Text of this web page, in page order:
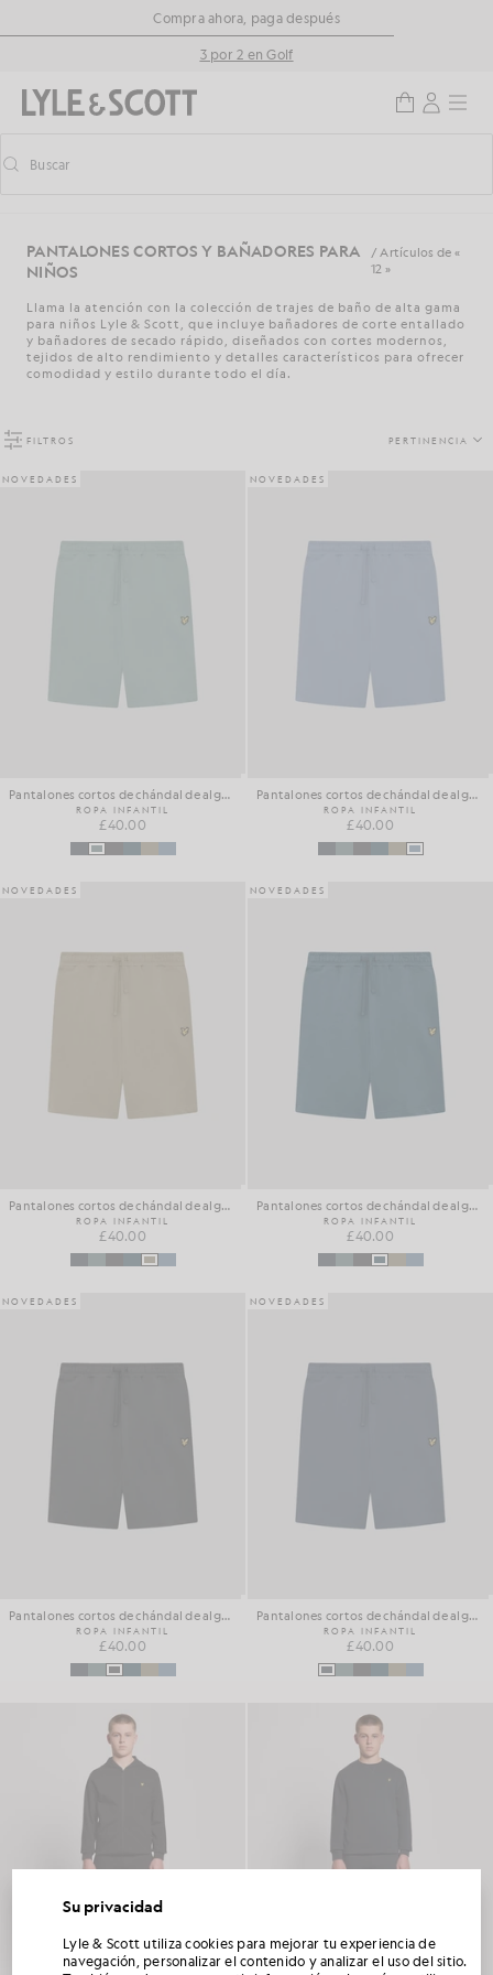
Saltar al contenido principal
Información de accesibilidadCompra ahora, paga después
3 por 2 en Golf
Activar/desactivar la búsqueda predictiva
Buscar
PANTALONES CORTOS Y BAÑADORES PARA
NIÑOS
/ Artículos de «
12 »
Llama la atención con la colección de trajes de baño de alta gama
para niños Lyle & Scott, que incluye bañadores de corte entallado
y bañadores de secado rápido, diseñados con cortes modernos,
tejidos de alto rendimiento y detalles característicos para ofrecer
comodidad y estilo durante todo el día.
FILTROS PERTINENCIA
NOVEDADES
Pantalones cortos de chándal de algodón para el día a día
ROPA INFANTIL
£40.00
NOVEDADES
Pantalones cortos de chándal de algodón para el día a día
ROPA INFANTIL
£40.00
NOVEDADES
Pantalones cortos de chándal de algodón para el día a día
ROPA INFANTIL
£40.00
NOVEDADES
Pantalones cortos de chándal de algodón para el día a día
ROPA INFANTIL
£40.00
NOVEDADES
Pantalones cortos de chándal de algodón para el día a día
ROPA INFANTIL
£40.00
NOVEDADES
Pantalones cortos de chándal de algodón para el día a día
ROPA INFANTIL
£40.00
Su privacidad
Lyle & Scott utiliza cookies para mejorar tu experiencia de
navegación, personalizar el contenido y analizar el uso del sitio.
DESBLOQUEA UN 15 % DE DESCUENTO EN
TU PRIMER PEDIDO